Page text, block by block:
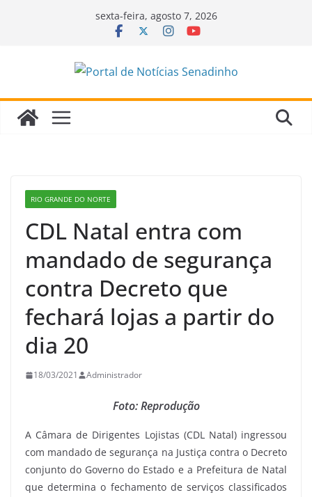
sexta-feira, agosto 7, 2026
RIO GRANDE DO NORTE
CDL Natal entra com
mandado de segurança
contra Decreto que
fechará lojas a partir do
dia 20
18/03/2021 Administrador
Foto: Reprodução
A Câmara de Dirigentes Lojistas (CDL Natal) ingressou
com mandado de segurança na Justiça contra o Decreto
conjunto do Governo do Estado e a Prefeitura de Natal
que determina o fechamento de serviços classificados